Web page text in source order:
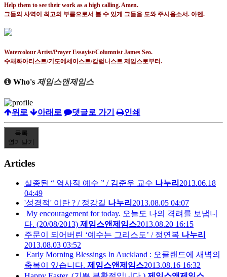
Help them to see their work as a high calling. Amen.
그들의 사역이 최고의 부름으로서 볼 수 있게 그들을 도와 주시옵소서. 아멘.
Watercolour Artist/Prayer Essayist/Columnist James Seo.
수채화아티스트/기도에세이스트/칼럼니스트 제임스로부터.
Who's 제임스앤제임스
위로 아래로 댓글로 가기 인쇄
목록
열기 닫기
Articles
실종된 “ 역사적 예수 ” / 김준우 교수 나누리 2013.06.18
04:49
'성경적' 이란 ? / 정강길 나누리 2013.08.05 04:07
My encouragement for today. 오늘도 나의 격려를 보냅니
다. (20/08/2013) 제임스앤제임스2013.08.20 16:15
주문이 되어버린 ‘예수는 그리스도’ / 정연복 나누리
2013.08.03 03:52
Early Morning Blessings In Auckland : 오클랜드에 새벽의
축복이 있습니다. 제임스앤제임스2013.08.16 16:32